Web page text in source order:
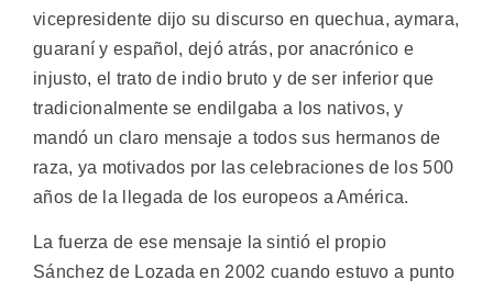
vicepresidente dijo su discurso en quechua, aymara,
guaraní y español, dejó atrás, por anacrónico e
injusto, el trato de indio bruto y de ser inferior que
tradicionalmente se endilgaba a los nativos, y
mandó un claro mensaje a todos sus hermanos de
raza, ya motivados por las celebraciones de los 500
años de la llegada de los europeos a América.
La fuerza de ese mensaje la sintió el propio
Sánchez de Lozada en 2002 cuando estuvo a punto